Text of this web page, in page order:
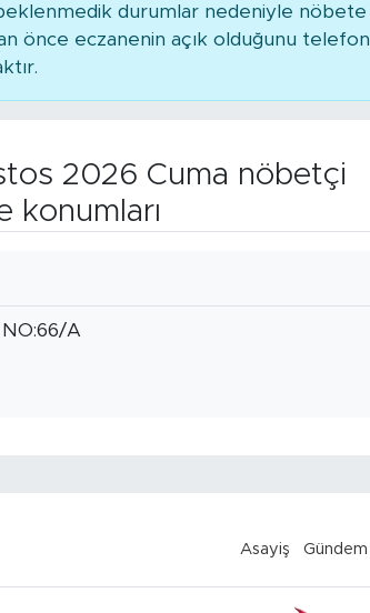
durumlar nedeniyle nöbete
önce eczanenin açık olduğunu telefon
2026 Cuma nöbetçi
konumları
NO:66/A
Asayiş Gündem